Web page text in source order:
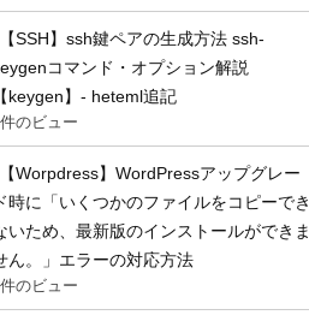
【SSH】ssh鍵ペアの生成方法 ssh-
コマンド・オプション解説
【keygen】- heteml追記
のビュー
【Worpdress】WordPressアップグレー
時に「いくつかのファイルをコピーでき
いため、最新版のインストールができま
ん。」エラーの対応方法
のビュー